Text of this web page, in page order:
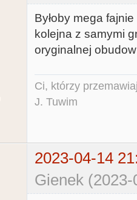
Byłoby mega
kolejna z samymi
oryginalnej
Ci, którzy
J. Tuwim
2023-04-14
Gienek